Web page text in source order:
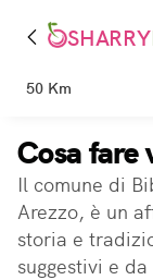
SHARRY
50 Km
Cosa fare
Il comune di
Arezzo, è un
storia e
suggestivi e